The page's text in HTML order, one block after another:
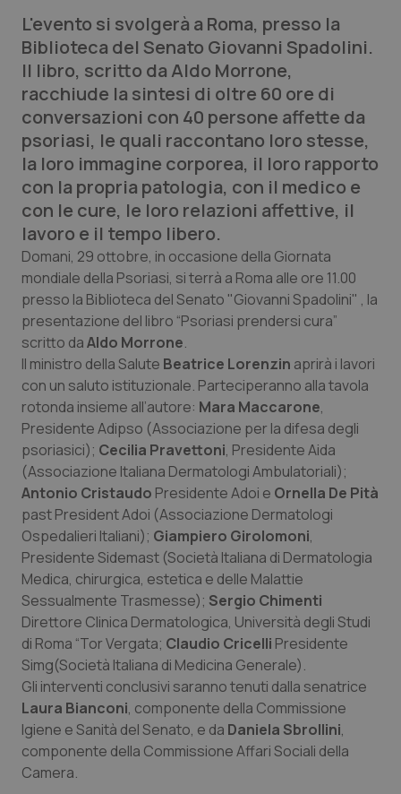
Lettere al direttore
Edizioni Regionali
QS Pro
Professionisti Sanitari.AI
Abruzzo
Basilicata
Calabria
Campania
Emilia-Romagna
Friuli Venezia Giulia
Lazio
Liguria
Lombardia
Marche
Molise
Piemonte
Provincia Autonoma di Bolzano
QS Pro Gold
Artrite & artrosi
Asma & BPCO
Car-T
Colesterolo & coronaropatie
Dermatite Atopica
Diabete & glucometri
Disturbi dell’umore
Dolore
Donna & Salute
Epatiti
HIV
Infezioni & Febbre
QS Club Newsletter
L'evento si svolgerà a Roma, presso la
Biblioteca del Senato Giovanni Spadolini.
Il libro, scritto da Aldo Morrone,
racchiude la sintesi di oltre 60 ore di
conversazioni con 40 persone affette da
psoriasi, le quali raccontano loro stesse,
la loro immagine corporea, il loro rapporto
con la propria patologia, con il medico e
con le cure, le loro relazioni affettive, il
lavoro e il tempo libero.
Domani, 29 ottobre, in occasione della Giornata
mondiale della Psoriasi, si terrà a Roma alle ore 11.00
presso la Biblioteca del Senato "Giovanni Spadolini" , la
presentazione del libro “Psoriasi prendersi cura”
scritto daAldo Morrone.
Il ministro della Salute Beatrice Lorenzin aprirà i lavori
con un saluto istituzionale. Parteciperanno alla tavola
rotonda insieme all’autore: Mara Maccarone,
Presidente Adipso (Associazione per la difesa degli
psoriasici); Cecilia Pravettoni, Presidente Aida
(Associazione Italiana Dermatologi Ambulatoriali);
Antonio Cristaudo Presidente Adoi e Ornella De Pità
past President Adoi (Associazione Dermatologi
Ospedalieri Italiani); Giampiero Girolomoni,
Presidente Sidemast (Società Italiana di Dermatologia
Medica, chirurgica, estetica e delle Malattie
Sessualmente Trasmesse); Sergio Chimenti
Direttore Clinica Dermatologica, Università degli Studi
di Roma “Tor Vergata; Claudio Cricelli Presidente
Simg(Società Italiana di Medicina Generale).
Gli interventi conclusivi saranno tenuti dalla senatrice
Laura Bianconi, componente della Commissione
Igiene e Sanità del Senato, e da Daniela Sbrollini,
componente della Commissione Affari Sociali della
Camera.